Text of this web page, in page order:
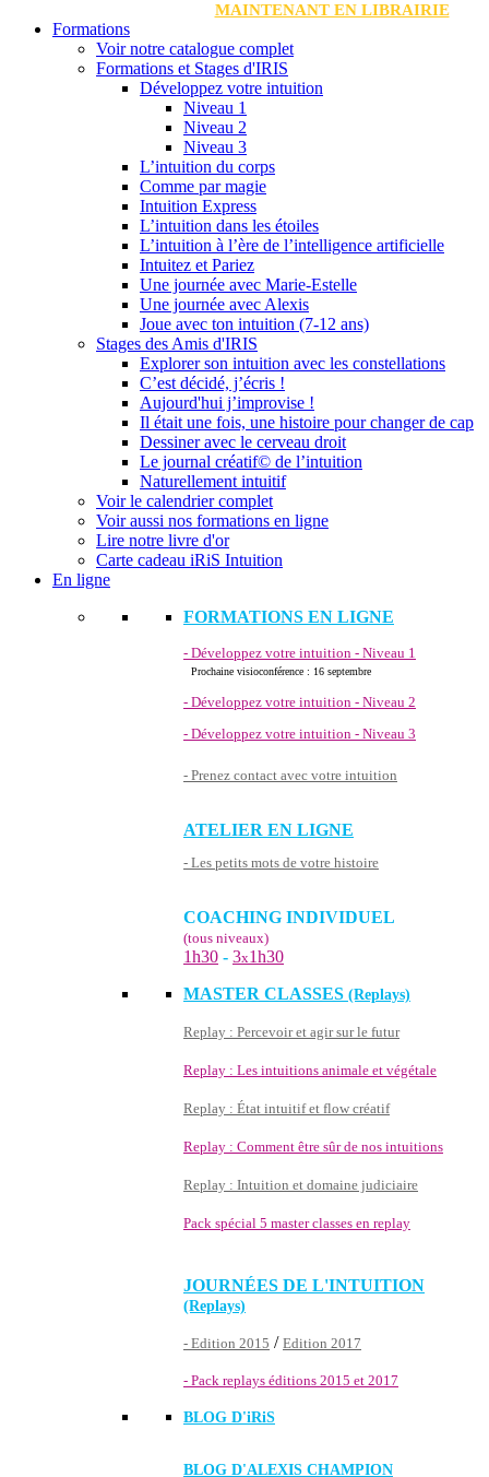
MAINTENANT EN LIBRAIRIE
Formations
Voir notre catalogue complet
Formations et Stages d'IRIS
Développez votre intuition
Niveau 1
Niveau 2
Niveau 3
L’intuition du corps
Comme par magie
Intuition Express
L’intuition dans les étoiles
L’intuition à l’ère de l’intelligence artificielle
Intuitez et Pariez
Une journée avec Marie-Estelle
Une journée avec Alexis
Joue avec ton intuition (7-12 ans)
Stages des Amis d'IRIS
Explorer son intuition avec les constellations
C’est décidé, j’écris !
Aujourd'hui j’improvise !
Il était une fois, une histoire pour changer de cap
Dessiner avec le cerveau droit
Le journal créatif© de l’intuition
Naturellement intuitif
Voir le calendrier complet
Voir aussi nos formations en ligne
Lire notre livre d'or
Carte cadeau iRiS Intuition
En ligne
FORMATIONS EN LIGNE
- Développez votre intuition - Niveau 1
Prochaine visioconférence : 16 septembre
- Développez votre intuition - Niveau 2
- Développez votre intuition - Niveau 3
- Prenez contact avec votre intuition
ATELIER EN LIGNE
- Les petits mots de votre histoire
COACHING INDIVIDUEL
(tous niveaux)
1h30 - 3x1h30
MASTER CLASSES (Replays)
Replay : Percevoir et agir sur le futur
Replay : Les intuitions animale et végétale
Replay : État intuitif et flow créatif
Replay : Comment être sûr de nos intuitions
Replay : Intuition et domaine judiciaire
Pack spécial 5 master classes en replay
JOURNÉES DE L'INTUITION
(Replays)
- Edition 2015 / Edition 2017
- Pack replays éditions 2015 et 2017
BLOG D'iRiS
BLOG D'ALEXIS CHAMPION